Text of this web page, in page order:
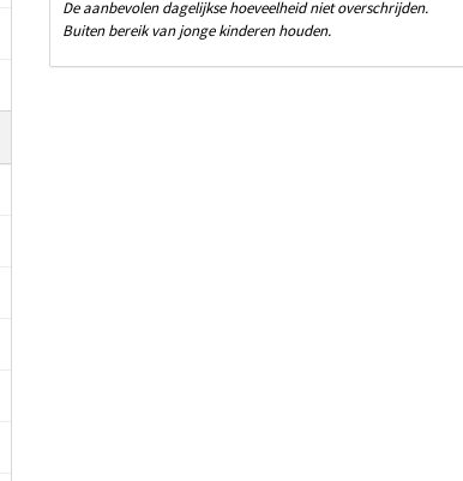
De aanbevolen dagelijkse hoeveelheid niet overschrijden.
Buiten bereik van jonge kinderen houden.